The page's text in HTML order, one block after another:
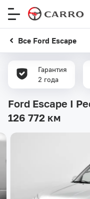
Все Ford Escape
Гарантия
2 года
Ford Escape I
126 772 км